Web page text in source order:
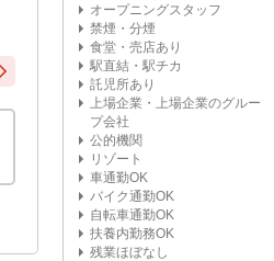
オープニングスタッフ
禁煙・分煙
食堂・売店あり
駅直結・駅チカ
託児所あり
上場企業・上場企業のグルー
プ会社
公的機関
リゾート
車通勤OK
バイク通勤OK
自転車通勤OK
扶養内勤務OK
残業ほぼなし